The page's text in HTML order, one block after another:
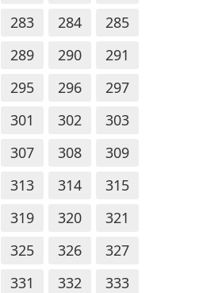
283 284
285
289 290
291
295 296
297
301 302
303
307 308
309
313 314
315
319 320
321
325 326
327
331 332
333